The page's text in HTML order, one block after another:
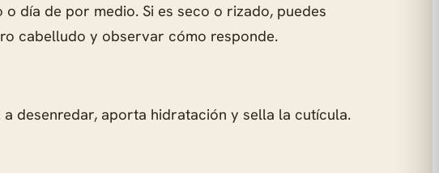
día de por medio. Si es seco o rizado, puedes
cabelludo y observar cómo responde.
desenredar, aporta hidratación y sella la cutícula.